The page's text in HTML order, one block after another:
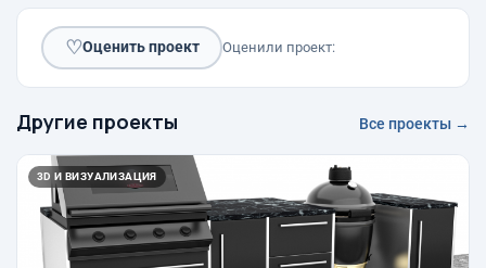
♡Оценить проект Оценили проект:
Другие проекты Все проекты →
3D И ВИЗУАЛИЗАЦИЯ